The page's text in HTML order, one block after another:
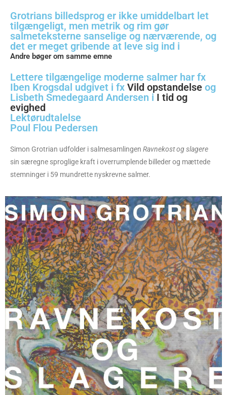
Grotrians billedsprog er ikke umiddelbart let
tilgængeligt, men metrik og rim gør
salmeteksterne sanselige og nærværende, og
det er meget gribende at leve sig ind i
Andre bøger om samme emne
Lettere tilgængelige moderne salmer har fx
Iben Krogsdal udgivet i fx Vild opstandelse og
Lisbeth Smedegaard Andersen i I tid og
evighed
Lektørudtalelse
Poul Flou Pedersen
Simon Grotrian udfolder i salmesamlingen Ravnekost og slagere
sin særegne sproglige kraft i overrumplende billeder og mættede
stemninger i 59 mundrette nyskrevne salmer.